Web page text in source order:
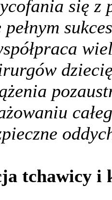
się z
tchawicy i